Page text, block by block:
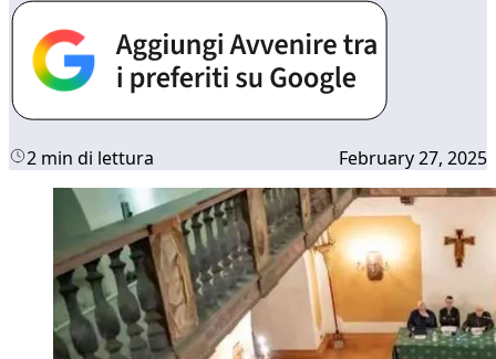
2 min di lettura February 27, 2025